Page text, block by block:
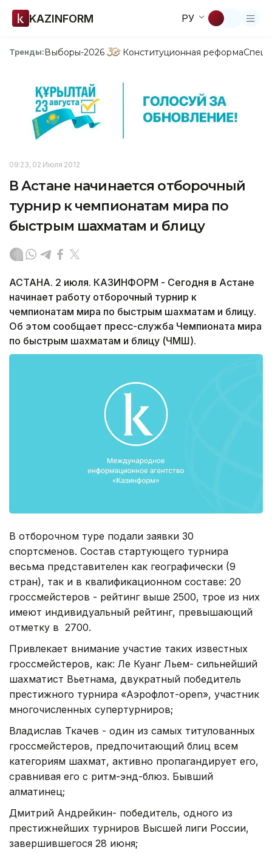
KAZINFORM РУ
Тренды:Выборы-2026 Конституционная реформа
09:23, 02 Июля 2012
В Астане начинается отборочный
турнир к чемпионатам мира по
быстрым шахматам и блицу
АСТАНА. 2 июля. КАЗИНФОРМ - Сегодня в Астане
начинает работу отборочный турнир к
чемпионатам мира по быстрым шахматам и блицу.
Об этом сообщает пресс-служба Чемпионата мира
по быстрым шахматам и блицу (ЧМШ).
В отборочном туре подали заявки 30
спортсменов. Состав стартующего турнира
весьма представителен как географически (9
стран), так и в квалификационном составе: 20
гроссмейстеров - рейтинг выше 2500, трое из них
имеют индивидуальный рейтинг, превышающий
отметку в 2700.
Привлекает внимание участие таких известных
гроссмейстеров, как: Ле Куанг Льем- сильнейший
шахматист Вьетнама, двукратный победитель
престижного турнира «Аэрофлот-open», участник
многочисленных супертурниров;
Владислав Ткачев - один из самых титулованных
гроссмейстеров, предпочитающий блиц всем
категориям шахмат, активно пропагандирует его,
сравнивая его с ритм-энд-блюз. Бывший
алматинец;
Дмитрий Андрейкин- победитель, одного из
престижнейших турниров Высшей лиги России,
завершившегося 28 июня;